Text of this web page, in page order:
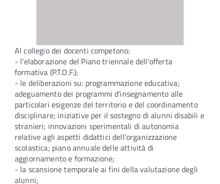
Al collegio dei docenti competono:
- l'elaborazione del Piano triennale dell'offerta
formativa (P.T.O.F.);
- le deliberazioni su: programmazione educativa;
adeguamento dei programmi d'insegnamento alle
particolari esigenze del territorio e del coordinamento
disciplinare; iniziative per il sostegno di alunni disabili e
stranieri; innovazioni sperimentali di autonomia
relative agli aspetti didattici dell'organizzazione
scolastica; piano annuale delle attività di
aggiornamento e formazione;
- la scansione temporale ai fini della valutazione degli
alunni;